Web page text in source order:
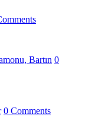
Bartın 0
0 Comments